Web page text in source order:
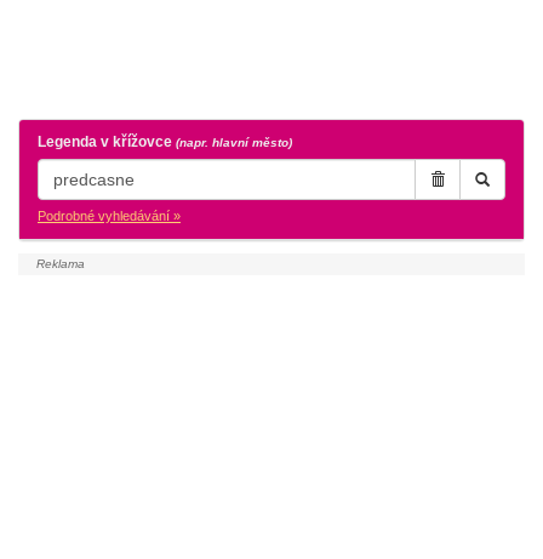
Legenda v křížovce (napr. hlavní město)
Podrobné vyhledávání »